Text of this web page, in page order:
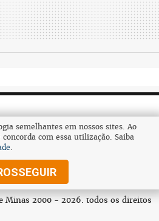
semelhantes em nossos sites. Ao
com essa utilização. Saiba
.Assine
Minas 2000 - 2026. todos os direitos